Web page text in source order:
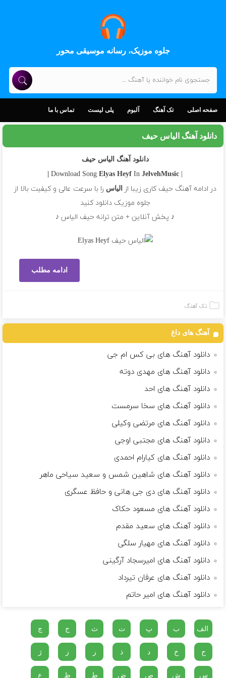
جلوه موزیک، رسانه موسیقی محور
صفحه اصلی تک آهنگ آلبوم پلی لیست تماس با ما
دانلود آهنگ الیاس حیف
دانلود آهنگ الیاس حیف
| Download Song
Elyas Heyf InJelvehMusic |
در ادامه آهنگ حیف کاری زیبا از الیاس را با سرعت عالی و کیفیت بالا از
جلوه موزیک دانلود کنید
♪ پخش آنلاین + متن ترانه حیف الیاس ♪
ادامه مطلب
تک آهنگ
آهنگ های داغ
دانلود آهنگ های بی کس ام جی
دانلود آهنگ های مهدی دوته
دانلود آهنگ های احد
دانلود آهنگ های سخا سرمست
دانلود آهنگ های مرتضی وکیلی
دانلود آهنگ های مجتبی اوجی
دانلود آهنگ های کیارام احمدی
دانلود آهنگ های شاهین شمس و سعید سیاحی ماهر
دانلود آهنگ های دی جی هانی و حافظ عسگری
دانلود آهنگ های مسعود حکاک
دانلود آهنگ های سعید مقدم
دانلود آهنگ های مهیار سلگی
دانلود آهنگ های امیرسجاد آرگینی
دانلود آهنگ های عرفان تیرداد
دانلود آهنگ های امیر حاتم
الف ب پ ت ث ج چ
ح خ د ذ ر ز ژ
س ش ص ض ط ظ ع